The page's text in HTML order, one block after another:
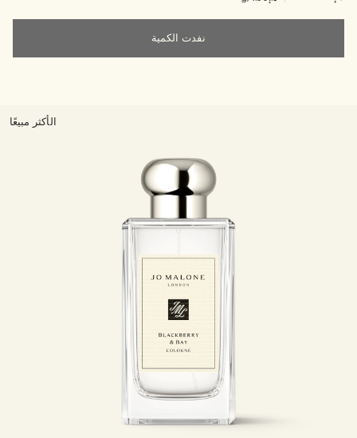
نفدت الكمية
الأكثر مبيعًا